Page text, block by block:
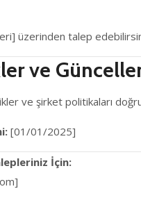
üzerinden talep
ve
ve şirket politikaları
[01/01/2025]
İçin: